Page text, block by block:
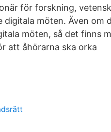
för forskning,
digitala möten. Även om
möten, så det finns
att åhörarna ska orka